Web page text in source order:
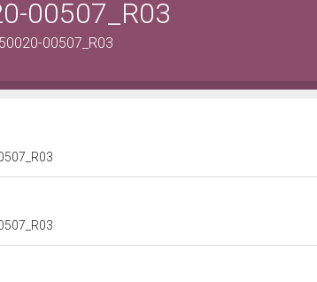
00507_R03
00507_R03